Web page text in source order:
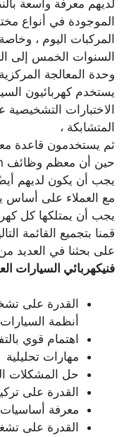
لديهم معرفة واسعة
الموجودة في أنواع
المركبات اليوم ،
السنوات الخمس إلى
وحدة المعالجة
يستخدم كهربائيون
الاختبارات التشخيصية
المتشابكة ،
ثم يستخدمون قاعدة
حين أن معظم وظائف Auto Electricianian فنية ،
يجب أن يكون لديهم
مع العملاء على أساس
يجب أن يمتلكها كل
قمنا بتجميع القائمة
على بحثنا في العديد
فنيكهربائي السيارات
القدرة على
أنظمة السيارات
اهتمام قوي
مهارات تحليلية
حل المشكلات
القدرة على
معرفة أساسيات
القدرة على